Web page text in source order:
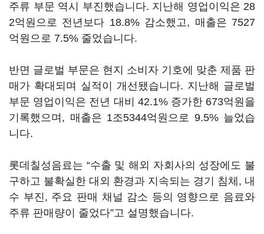
주류 부문 역시 부진했습니다. 지난해 영업이익은 28
2억원으로 전년보다 18.8% 감소했고, 매출은 7527
억원으로 7.5% 줄었습니다.
반면 글로벌 부문은 현지 소비자 기호에 맞춘 제품 판
매가 확대되며 실적이 개선됐습니다. 지난해 글로벌
부문 영업이익은 전년 대비 42.1% 증가한 673억원을
기록했으며, 매출은 1조5344억원으로 9.5% 늘었습
니다.
롯데칠성음료는 “수출 및 해외 자회사의 성장에도 불
구하고 불확실한 대외 환경과 지속되는 경기 침체, 내
수 부진, 주요 판매 채널 감소 등의 영향으로 음료와
주류 판매량이 줄었다”고 설명했습니다.